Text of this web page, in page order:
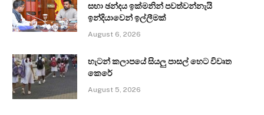
සභා ඡන්දය ඉක්මනින් පවත්වන්නැයි
ඉන්දියාවෙන් ඉල්ලීමක්
August 6, 2026
හැටන් කලාපයේ සියලු පාසල් හෙට විවෘත
කෙරේ
August 5, 2026